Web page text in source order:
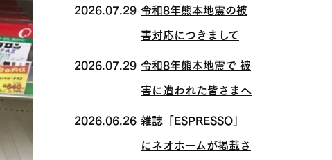
2026.07.29 令和8年熊本地震の被
害対応につきまして
2026.07.29 令和8年熊本地震で 被
害に遭われた皆さまへ
2026.06.26 雑誌「ESPRESSO」
にネオホームが掲載さ